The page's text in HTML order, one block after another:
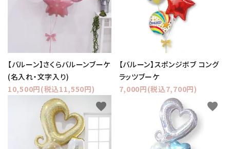
【バルーン】さくらバルーンブーケ
(名入れ・文字入り)
10,500円(税込11,550円)
【バルーン】スポンジボブ コング
ラッツブーケ
7,000円(税込7,700円)
favorite favorite